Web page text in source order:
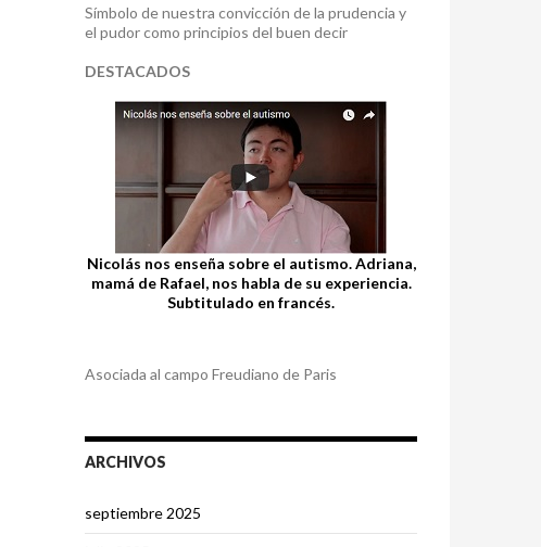
Símbolo de nuestra convicción de la prudencia y
el pudor como principios del buen decir
DESTACADOS
Nicolás nos enseña sobre el autismo. Adriana,
mamá de Rafael, nos habla de su experiencia.
Subtitulado en francés.
Asociada al campo Freudiano de Paris
ARCHIVOS
septiembre 2025